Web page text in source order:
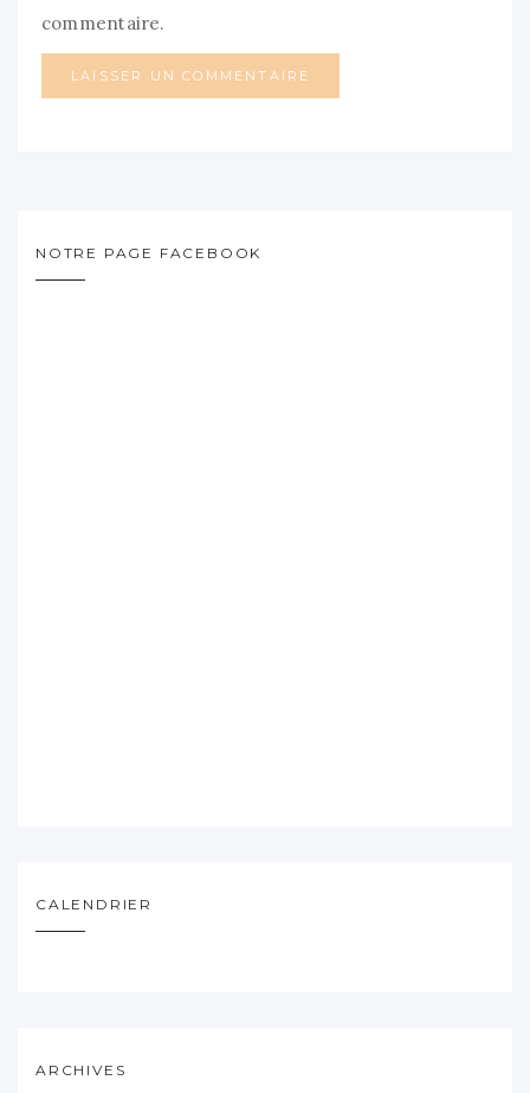
commentaire.
NOTRE PAGE FACEBOOK
CALENDRIER
ARCHIVES